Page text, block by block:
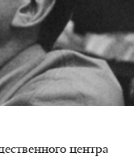
центра